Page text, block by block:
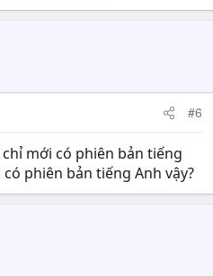
#6
mới có phiên bản tiếng
phiên bản tiếng Anh vậy?